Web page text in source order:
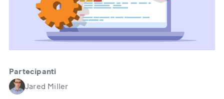
Partecipanti
Jared Miller